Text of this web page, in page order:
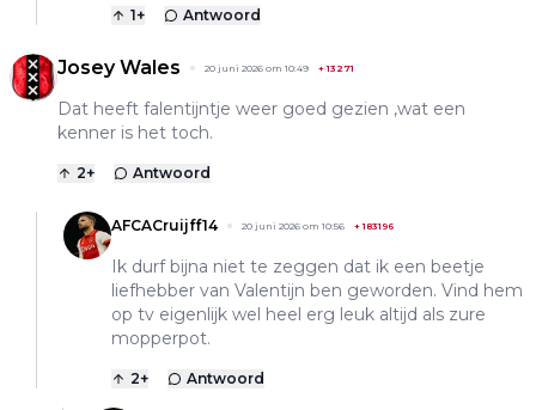
1+ Antwoord
Josey Wales 20 juni 2026 om 10:49 +13271
Dat heeft falentijntje weer goed gezien ,wat een
kenner is het toch.
2+ Antwoord
AFCACruijff14 20 juni 2026 om 10:56 +183196
Ik durf bijna niet te zeggen dat ik een beetje
liefhebber van Valentijn ben geworden. Vind hem
op tv eigenlijk wel heel erg leuk altijd als zure
mopperpot.
2+ Antwoord